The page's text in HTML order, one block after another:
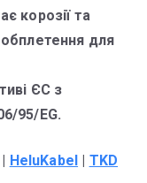
корозії та
для
ЄС з
95/EG.
| HeluKabel | TKD